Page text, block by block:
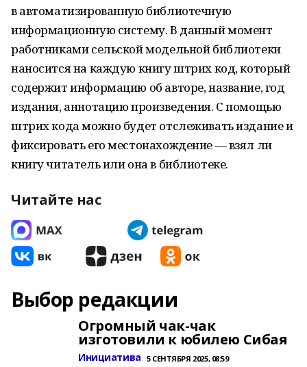
в автоматизированную библиотечную
информационную систему. В данный момент
работниками сельской модельной библиотеки
наносится на каждую книгу штрих код, который
содержит информацию об авторе, название, год
издания, аннотацию произведения. С помощью
штрих кода можно будет отслеживать издание и
фиксировать его местонахождение — взял ли
книгу читатель или она в библиотеке.
Читайте нас
Выбор редакции
Огромный чак-чак
изготовили к юбилею Сибая
Инициатива 5 СЕНТЯБРЯ 2025, 08:59